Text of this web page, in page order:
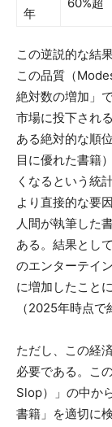
年
この逆説的な結
この品質（
絶対数の増加」
市場に投下され
ある絶対的な順
目に優れた書籍
くなるという統
より直接的な要
人間が執筆した
ある。結果とし
のエンターテイ
に増加したこと
（2025年時点
ただし、この経
必要である。こ
Slop）」の中か
書籍」を適切に